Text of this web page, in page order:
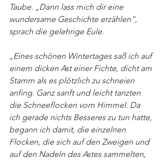
Taube. „Dann lass mich dir eine
wundersame Geschichte erzählen“,
sprach die gelehrige Eule.
„Eines schönen Wintertages saß ich auf
einem dicken Ast einer Fichte, dicht am
Stamm als es plötzlich zu schneien
anfing. Ganz sanft und leicht tanzten
die Schneeflocken vom Himmel. Da
ich gerade nichts Besseres zu tun hatte,
begann ich damit, die einzelnen
Flocken, die sich auf den Zweigen und
auf den Nadeln des Astes sammelten,